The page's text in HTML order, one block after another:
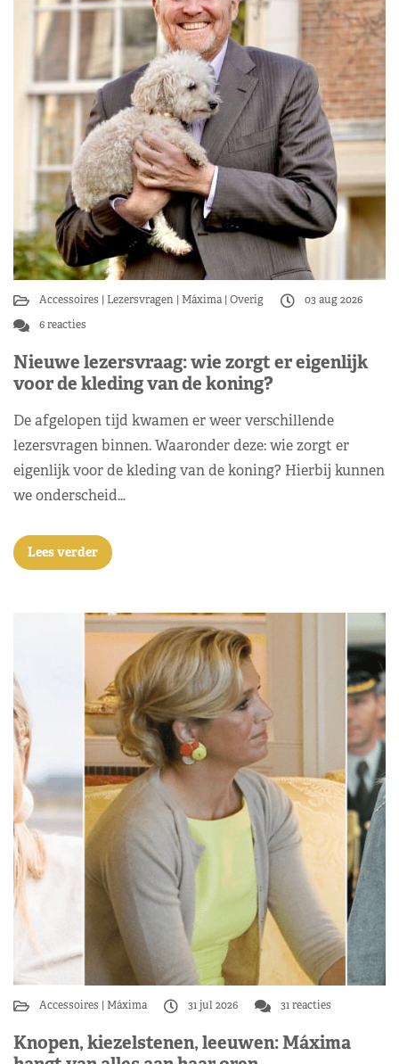
Accessoires Lezersvragen Máxima Overig
03 aug 2026
6 reacties
Nieuwe lezersvraag: wie zorgt er eigenlijk
voor de kleding van de koning?
De afgelopen tijd kwamen er weer verschillende
lezersvragen binnen. Waaronder deze: wie zorgt er
eigenlijk voor de kleding van de koning? Hierbij kunnen
we onderscheid…
Lees verder
Accessoires Máxima 31 jul 2026 31 reacties
Knopen, kiezelstenen, leeuwen: Máxima